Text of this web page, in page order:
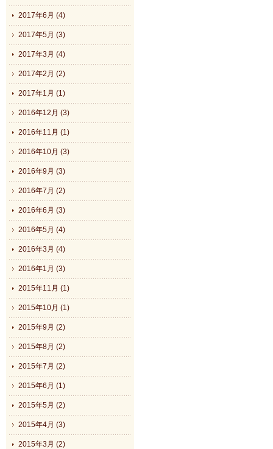
2017年6月 (4)
2017年5月 (3)
2017年3月 (4)
2017年2月 (2)
2017年1月 (1)
2016年12月 (3)
2016年11月 (1)
2016年10月 (3)
2016年9月 (3)
2016年7月 (2)
2016年6月 (3)
2016年5月 (4)
2016年3月 (4)
2016年1月 (3)
2015年11月 (1)
2015年10月 (1)
2015年9月 (2)
2015年8月 (2)
2015年7月 (2)
2015年6月 (1)
2015年5月 (2)
2015年4月 (3)
2015年3月 (2)